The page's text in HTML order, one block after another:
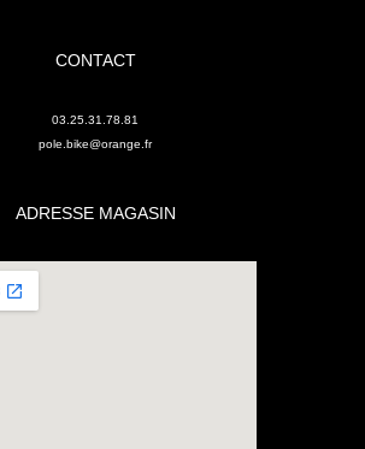
CONTACT
03.25.31.78.81
pole.bike@orange.fr
ADRESSE MAGASIN